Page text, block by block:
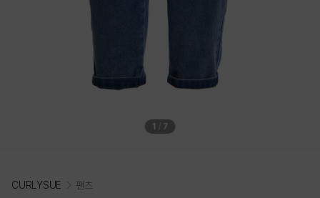
1 7
CURLYSUE 팬츠